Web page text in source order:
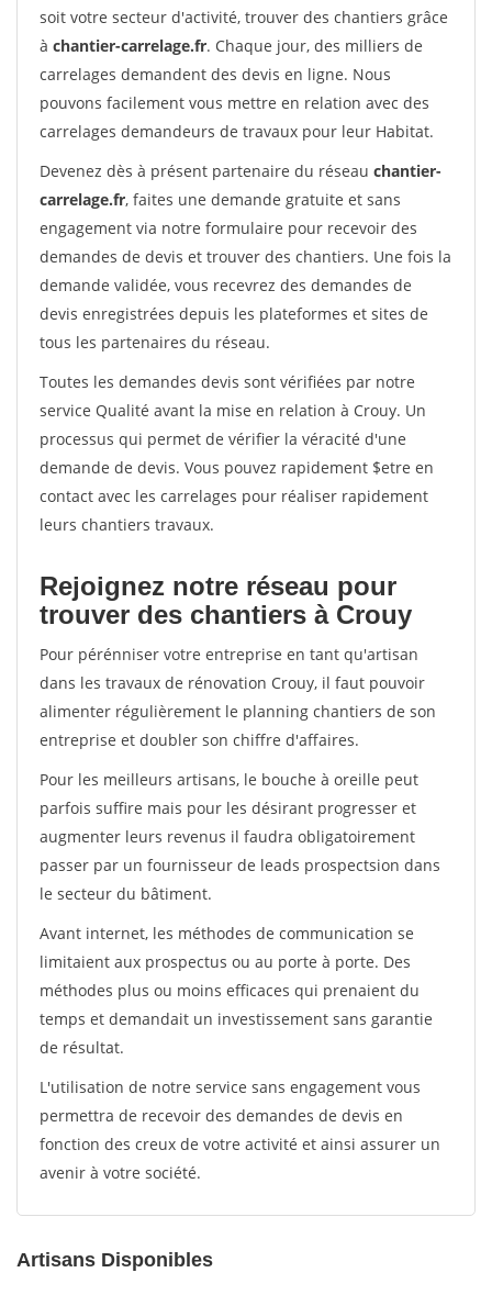
soit votre secteur d'activité, trouver des chantiers grâce
à chantier-carrelage.fr. Chaque jour, des milliers de
carrelages demandent des devis en ligne. Nous
pouvons facilement vous mettre en relation avec des
carrelages demandeurs de travaux pour leur Habitat.
Devenez dès à présent partenaire du réseau chantier-
carrelage.fr, faites une demande gratuite et sans
engagement via notre formulaire pour recevoir des
demandes de devis et trouver des chantiers. Une fois la
demande validée, vous recevrez des demandes de
devis enregistrées depuis les plateformes et sites de
tous les partenaires du réseau.
Toutes les demandes devis sont vérifiées par notre
service Qualité avant la mise en relation à Crouy. Un
processus qui permet de vérifier la véracité d'une
demande de devis. Vous pouvez rapidement $etre en
contact avec les carrelages pour réaliser rapidement
leurs chantiers travaux.
Rejoignez notre réseau pour
trouver des chantiers à Crouy
Pour pérénniser votre entreprise en tant qu'artisan
dans les travaux de rénovation Crouy, il faut pouvoir
alimenter régulièrement le planning chantiers de son
entreprise et doubler son chiffre d'affaires.
Pour les meilleurs artisans, le bouche à oreille peut
parfois suffire mais pour les désirant progresser et
augmenter leurs revenus il faudra obligatoirement
passer par un fournisseur de leads prospectsion dans
le secteur du bâtiment.
Avant internet, les méthodes de communication se
limitaient aux prospectus ou au porte à porte. Des
méthodes plus ou moins efficaces qui prenaient du
temps et demandait un investissement sans garantie
de résultat.
L'utilisation de notre service sans engagement vous
permettra de recevoir des demandes de devis en
fonction des creux de votre activité et ainsi assurer un
avenir à votre société.
Artisans Disponibles